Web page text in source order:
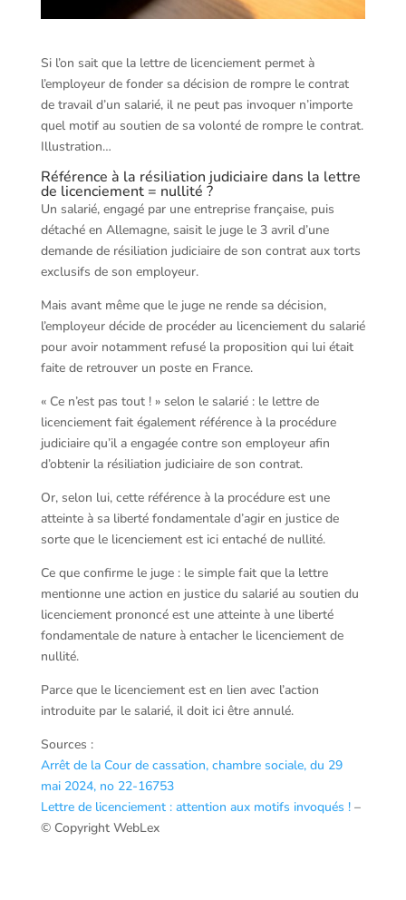
Si l’on sait que la lettre de licenciement permet à
l’employeur de fonder sa décision de rompre le contrat
de travail d’un salarié, il ne peut pas invoquer n’importe
quel motif au soutien de sa volonté de rompre le contrat.
Illustration…
Référence à la résiliation judiciaire dans la lettre
de licenciement = nullité ?
Un salarié, engagé par une entreprise française, puis
détaché en Allemagne, saisit le juge le 3 avril d’une
demande de résiliation judiciaire de son contrat aux torts
exclusifs de son employeur.
Mais avant même que le juge ne rende sa décision,
l’employeur décide de procéder au licenciement du salarié
pour avoir notamment refusé la proposition qui lui était
faite de retrouver un poste en France.
« Ce n’est pas tout ! » selon le salarié : le lettre de
licenciement fait également référence à la procédure
judiciaire qu’il a engagée contre son employeur afin
d’obtenir la résiliation judiciaire de son contrat.
Or, selon lui, cette référence à la procédure est une
atteinte à sa liberté fondamentale d’agir en justice de
sorte que le licenciement est ici entaché de nullité.
Ce que confirme le juge : le simple fait que la lettre
mentionne une action en justice du salarié au soutien du
licenciement prononcé est une atteinte à une liberté
fondamentale de nature à entacher le licenciement de
nullité.
Parce que le licenciement est en lien avec l’action
introduite par le salarié, il doit ici être annulé.
Sources :
Arrêt de la Cour de cassation, chambre sociale, du 29
mai 2024, no 22-16753
Lettre de licenciement : attention aux motifs invoqués ! –
© Copyright WebLex